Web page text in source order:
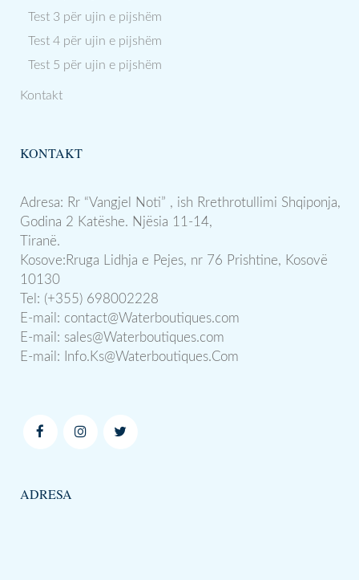
Test 3 për ujin e pijshëm
Test 4 për ujin e pijshëm
Test 5 për ujin e pijshëm
Kontakt
KONTAKT
Adresa: Rr “Vangjel Noti” , ish Rrethrotullimi Shqiponja,
Godina 2 Katëshe. Njësia 11-14,
Tiranë.
Kosove:Rruga Lidhja e Pejes, nr 76 Prishtine, Kosovë
10130
Tel: (+355) 698002228
E-mail: contact@Waterboutiques.com
E-mail: sales@Waterboutiques.com
E-mail:
Info.Ks@Waterboutiques.Com
ADRESA